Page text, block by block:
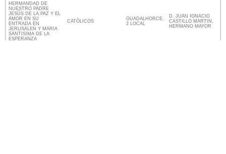
HERMANDAD DE
NUESTRO PADRE
JESÚS DE LA PAZ Y EL
AMOR EN SU
ENTRADA EN
JERUSALEN Y MARIA
SANTISIMA DE LA
ESPERANZA
CATÓLICOS
GUADALHORCE,
2 LOCAL
D. JUAN IGNACIO
CASTILLO MARTIN,
HERMANO MAYOR